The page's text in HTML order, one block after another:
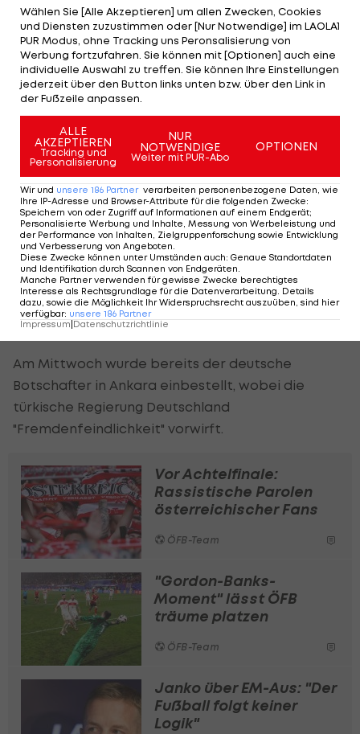
"Graue Wölfe" ist eine Bezeichnung für die "Ülkücü"-
Bewegung. Ihr Symbol ist der graue Wolf. Die
Bewegung wurde in den 1960er-Jahren von
Alparslan Türkeş gegründet und steht für eine
historischen und moralischen Überlegenheit der
Turkvölker ausgeht und Abweichungen davon
diskriminiert.
Botschafter wurde einbestellt
Das Politikum rund um den Jubel hat die nächste
Stufe erreicht. Denn wie die "APA" weiter
berichtet, wurde der türkische Botschafter in
Berlin in das Außenministerium einbestellt.
Am Mittwoch wurde bereits der deutsche
Botschafter in Ankara einbestellt, wobei die
türkische Regierung Deutschland
"Fremdenfeindlichkeit" vorwirft.
Vor Achtelfinale:
Rassistische Parolen
österreichischer Fans
ÖFB-Team
"Gordon-Banks-
Moment" lässt ÖFB
träume platzen
ÖFB-Team
Janko über EM-Aus: "Der
Fußball folgt keiner
Logik"
Wählen Sie [Alle Akzeptieren] um allen Zwecken, Cookies
und Diensten zuzustimmen oder [Nur Notwendige] im LAOLA1
PUR Modus, ohne Tracking uns Peronsalisierung von
Werbung fortzufahren. Sie können mit [Optionen] auch eine
individuelle Auswahl zu treffen. Sie können Ihre Einstellungen
jederzeit über den Button links unten bzw. über den Link in
der Fußzeile anpassen.
ALLE
AKZEPTIEREN
Tracking und
Personalisierung
NUR
NOTWENDIGE
Weiter mit PUR-Abo
OPTIONEN
Wir und unsere 186 Partner verarbeiten personenbezogene Daten, wie
Ihre IP-Adresse und Browser-Attribute für die folgenden Zwecke:
Speichern von oder Zugriff auf Informationen auf einem Endgerät;
Personalisierte Werbung und Inhalte, Messung von Werbeleistung und
der Performance von Inhalten, Zielgruppenforschung sowie Entwicklung
und Verbesserung von Angeboten
Diese Zwecke können unter Umständen auch: Genaue Standortdaten
und Identifikation durch Scannen von Endgeräten
Manche Partner verwenden für gewisse Zwecke berechtigtes
Interesse als Rechtsgrundlage für die Datenverarbeitung. Details
dazu, sowie die Möglichkeit Ihr Widerspruchsrecht auszuüben, sind hier
verfügbar: unsere 186 Partner
Impressum|Datenschutzrichtlinie